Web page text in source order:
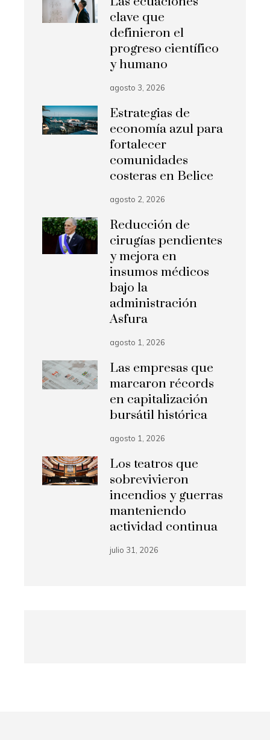
clave que
definieron el
progreso científico
y humano
agosto 3, 2026
Estrategias de
economía azul para
fortalecer
comunidades
costeras en Belice
agosto 2, 2026
Reducción de
cirugías pendientes
y mejora en
insumos médicos
bajo la
administración
Asfura
agosto 1, 2026
Las empresas que
marcaron récords
en capitalización
bursátil histórica
agosto 1, 2026
Los teatros que
sobrevivieron
incendios y guerras
manteniendo
actividad continua
julio 31, 2026